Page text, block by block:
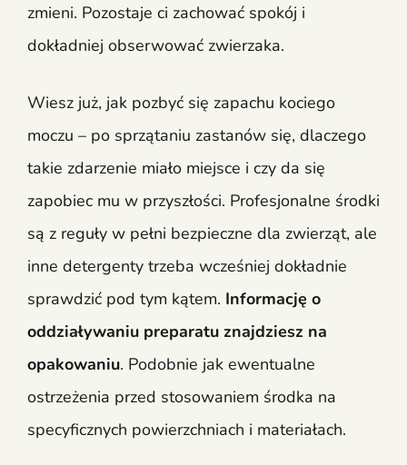
zmieni. Pozostaje ci zachować spokój i
dokładniej obserwować zwierzaka.
Wiesz już, jak pozbyć się zapachu kociego
moczu – po sprzątaniu zastanów się, dlaczego
takie zdarzenie miało miejsce i czy da się
zapobiec mu w przyszłości. Profesjonalne środki
są z reguły w pełni bezpieczne dla zwierząt, ale
inne detergenty trzeba wcześniej dokładnie
sprawdzić pod tym kątem. Informację o
oddziaływaniu preparatu znajdziesz na
opakowaniu. Podobnie jak ewentualne
ostrzeżenia przed stosowaniem środka na
specyficznych powierzchniach i materiałach.